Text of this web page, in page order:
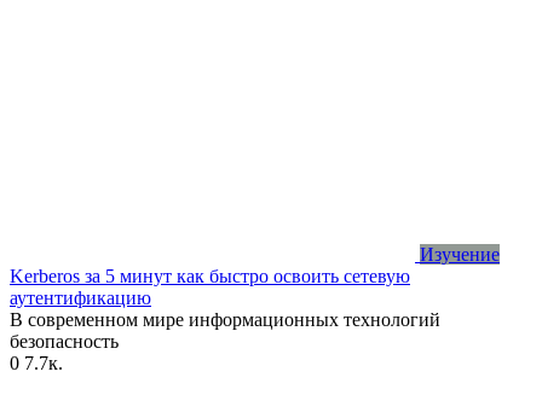
Изучение
Kerberos за 5 минут как быстро освоить сетевую
аутентификацию
В современном мире информационных технологий
безопасность
0 7.7к.